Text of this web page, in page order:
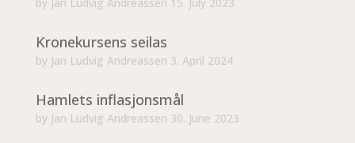
by Jan Ludvig Andreassen 15. July 2023
Kronekursens seilas
by Jan Ludvig Andreassen 3. April 2024
Hamlets inflasjonsmål
by Jan Ludvig Andreassen 30. June 2023